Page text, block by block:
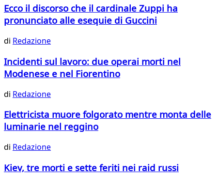
Ecco il discorso che il cardinale Zuppi ha
pronunciato alle esequie di Guccini
di Redazione
Incidenti sul lavoro: due operai morti nel
Modenese e nel Fiorentino
di Redazione
Elettricista muore folgorato mentre monta delle
luminarie nel reggino
di Redazione
Kiev, tre morti e sette feriti nei raid russi